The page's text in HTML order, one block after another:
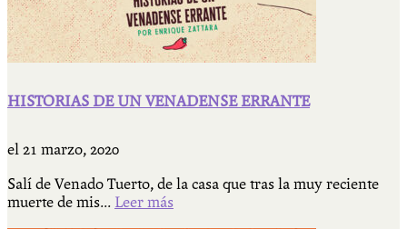
HISTORIAS DE UN VENADENSE ERRANTE
el 21 marzo, 2020
Salí de Venado Tuerto, de la casa que tras la muy reciente
muerte de mis... Leer más